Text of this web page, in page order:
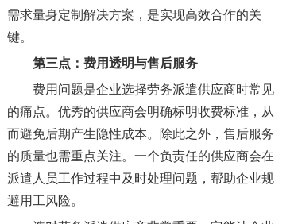
需求量身定制解决方案，是实现高效合作的关
键。
第三点：费用透明与售后服务
费用问题是企业选择劳务派遣供应商时常见
的痛点。优秀的供应商会明确标明收费标准，从
而避免后期产生隐性成本。除此之外，售后服务
的质量也需重点关注。一个负责任的供应商会在
派遣人员工作过程中及时处理问题，帮助企业规
避用工风险。